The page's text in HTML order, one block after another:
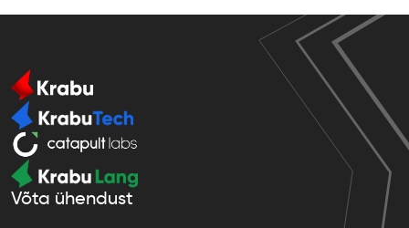
Võta ühendust